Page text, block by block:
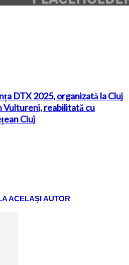
DTX 2025, organizată la Cluj
Vultureni, reabilitată cu
Cluj
ACELAȘI AUTOR